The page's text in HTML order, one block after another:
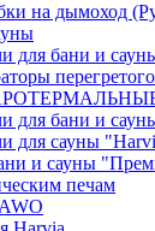
на дымоход
для бани и
для бани и
для сауны
и сауны
печам